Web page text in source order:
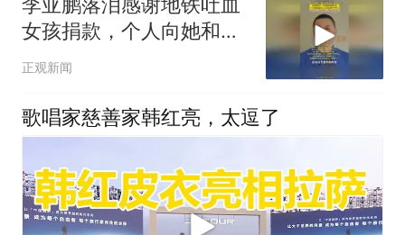
女孩捐款，个人向她和病
友之家各捐赠99999元
正观新闻
歌唱家慈善家韩红亮，太逗了